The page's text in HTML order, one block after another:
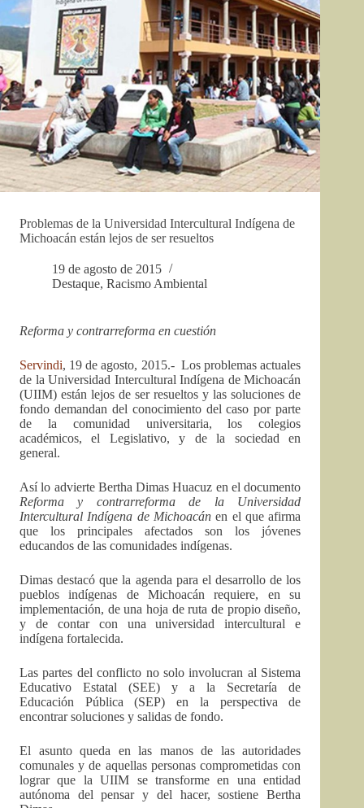
Problemas de la Universidad Intercultural Indígena de
Michoacán están lejos de ser resueltos
19 de agosto de 2015
Destaque, Racismo Ambiental
Reforma y contrarreforma en cuestión
Servindi, 19 de agosto, 2015.- Los problemas actuales
de la Universidad Intercultural Indígena de Michoacán
(UIIM) están lejos de ser resueltos y las soluciones de
fondo demandan del conocimiento del caso por parte
de la comunidad universitaria, los colegios
académicos, el Legislativo, y de la sociedad en
general.
Así lo advierte Bertha Dimas Huacuz en el documento
Reforma y contrarreforma de la Universidad
Intercultural Indígena de Michoacánen el que afirma
que los principales afectados son los jóvenes
educandos de las comunidades indígenas.
Dimas destacó que la agenda para el desarrollo de los
pueblos indígenas de Michoacán requiere, en su
implementación, de una hoja de ruta de propio diseño,
y de contar con una universidad intercultural e
indígena fortalecida.
Las partes del conflicto no solo involucran al Sistema
Educativo Estatal (SEE) y a la Secretaría de
Educación Pública (SEP) en la perspectiva de
encontrar soluciones y salidas de fondo.
El asunto queda en las manos de las autoridades
comunales y de aquellas personas comprometidas con
lograr que la UIIM se transforme en una entidad
autónoma del pensar y del hacer, sostiene Bertha